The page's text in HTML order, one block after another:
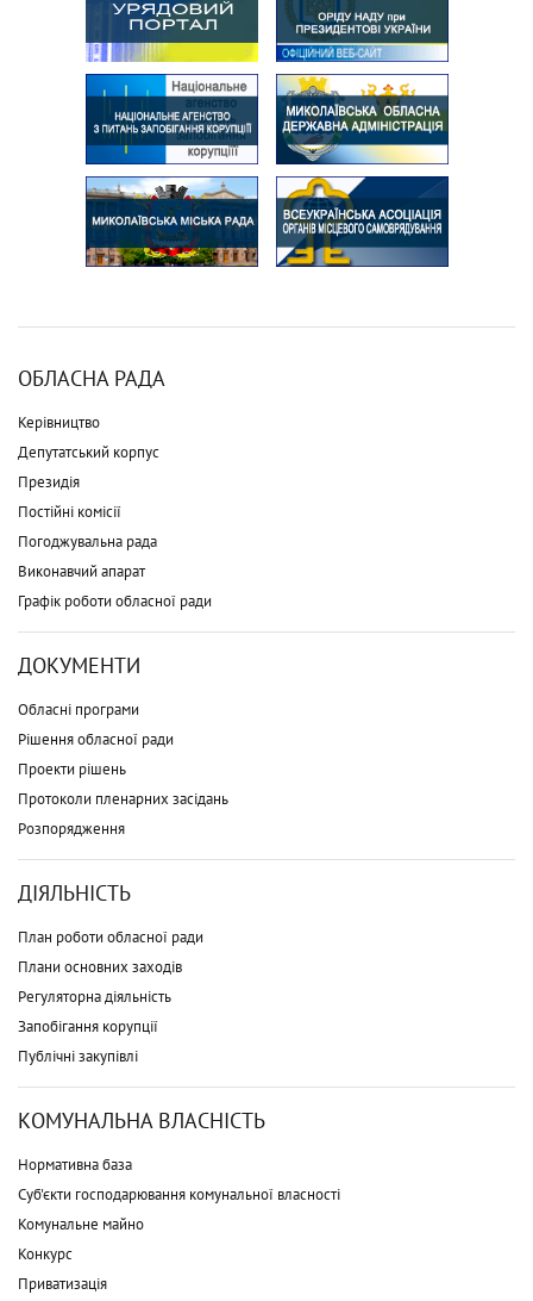
ОБЛАСНА РАДА
Керівництво
Депутатський корпус
Президія
Постійні комісії
Погоджувальна рада
Виконавчий апарат
Графік роботи обласної ради
ДОКУМЕНТИ
Обласні програми
Рішення обласної ради
Проекти рішень
Протоколи пленарних засідань
Розпорядження
ДІЯЛЬНІСТЬ
План роботи обласної ради
Плани основних заходів
Регуляторна діяльність
Запобігання корупції
Публічні закупівлі
КОМУНАЛЬНА ВЛАСНІСТЬ
Нормативна база
Суб'єкти господарювання комунальної власності
Комунальне майно
Конкурс
Приватизація